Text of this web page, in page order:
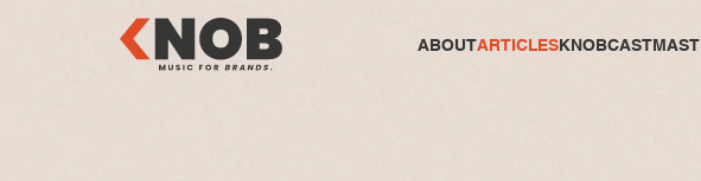
KNOBCAST
ARTICLES
ABOUT